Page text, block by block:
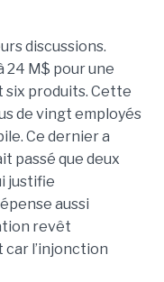
discussions.
24 M$ pour une
six produits. Cette
de vingt employés
Ce dernier a
passé que deux
justifie
aussi
revêt
l’injonction